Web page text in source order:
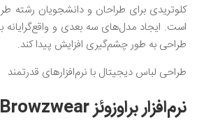
کلوتریدی برای طراحان و دانشجویان رشته
است. ایجاد مدل‌های سه بعدی و
طراحی به طور چشم‌گیری افزایش پیدا کند.
طراحی لباس دیجیتال با نرم‌افزارهای قدرتمند
نرم‌افزار براوزوئز Browzwear